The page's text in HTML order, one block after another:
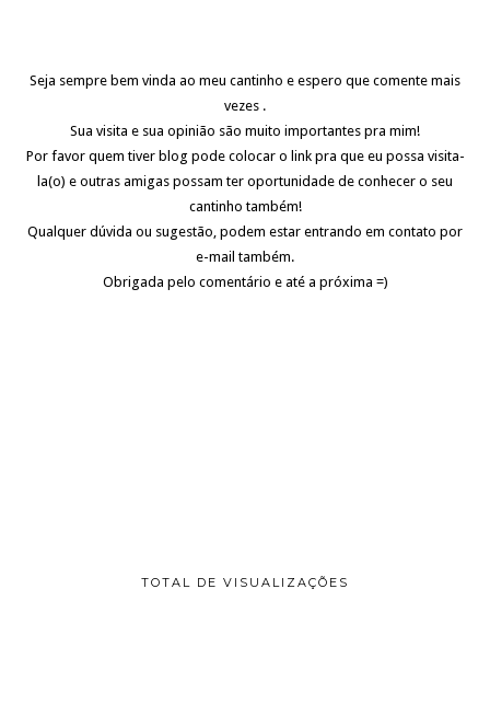
Seja sempre bem vinda ao meu cantinho e espero que comente mais
vezes .
Sua visita e sua opinião são muito importantes pra mim!
Por favor quem tiver blog pode colocar o link pra que eu possa visita-
la(o) e outras amigas possam ter oportunidade de conhecer o seu
cantinho também!
Qualquer dúvida ou sugestão, podem estar entrando em contato por
e-mail também.
Obrigada pelo comentário e até a próxima =)
TOTAL DE VISUALIZAÇÕES